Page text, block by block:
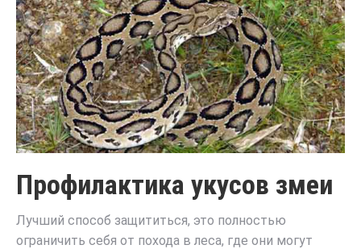
Профилактика укусов змеи
Лучший способ защититься, это полностью
ограничить себя от похода в леса, где они могут